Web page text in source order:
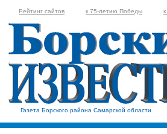
Рейтинг сайтов к 75-летию Победы
Газета Борского района Самарской области